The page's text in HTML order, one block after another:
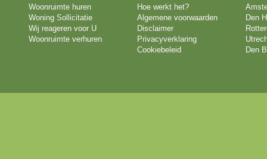
Woonruimte huren
Woning Sollicitatie
Wij reageren voor U
Woonruimte verhuren
Hoe werkt het?
Algemene voorwaarden
Disclaimer
Privacyverklaring
Cookiebeleid
Den
Den